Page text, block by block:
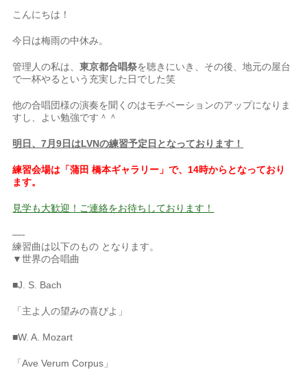
こんにちは！
今日は梅雨の中休み。
管理人の私は、東京都合唱祭を聴きにいき、その後、地元の屋台
で一杯やるという充実した日でした笑
他の合唱団様の演奏を聞くのはモチベーションのアップになりま
すし、よい勉強です＾＾
明日、7月9日はLVNの練習予定日となっております！
練習会場は「蒲田 橋本ギャラリー」で、14時からとなっており
ます。
見学も大歓迎！ご連絡をお待ちしております！
—-
練習曲は以下のもの となります。
▼世界の合唱曲
■J. S. Bach
「主よ人の望みの喜びよ」
■W. A. Mozart
「Ave Verum Corpus」